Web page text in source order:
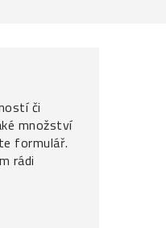
či
množství
formulář.
rádi